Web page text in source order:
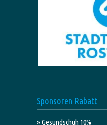
Sponsoren Rabatt
» Gesundschuh 10%